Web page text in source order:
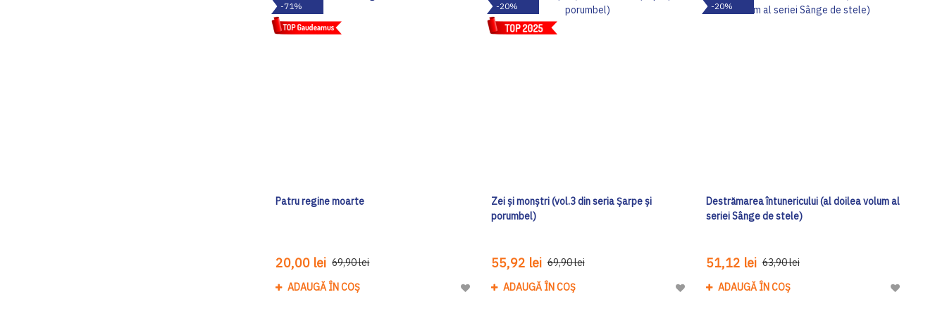
Dorinte
Dorinte
-71%
Patru regine moarte
20,00 lei 69,90 lei
ADAUGĂ ÎN COȘ
Adaugă
-20%
Zei și monștri (vol.3 din seria Șarpe și
porumbel)
55,92 lei 69,90 lei
ADAUGĂ ÎN COȘ
Adaugă
-20%
Destrămarea întunericului (al doilea volum al
seriei Sânge de stele)
51,12 lei 63,90 lei
ADAUGĂ ÎN COȘ
Adaugă